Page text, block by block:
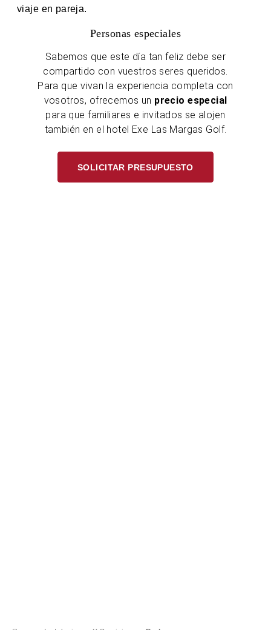
viaje en pareja.
Personas especiales
Sabemos que este día tan feliz debe ser
compartido con vuestros seres queridos.
Para que vivan la experiencia completa con
vosotros, ofrecemos un precio especial
para que familiares e invitados se alojen
también en el hotel Exe Las Margas Golf.
SOLICITAR PRESUPUESTO